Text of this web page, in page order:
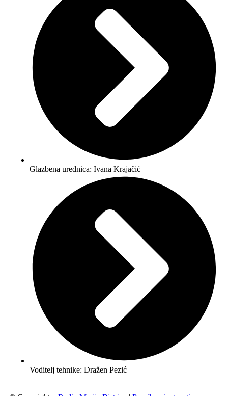
Glazbena urednica: Ivana Krajačić
Voditelj tehnike: Dražen Pezić